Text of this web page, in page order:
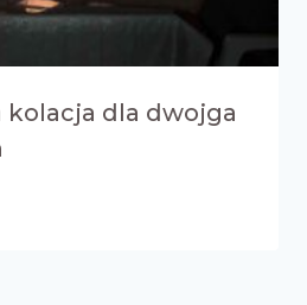
kolacja dla dwojga